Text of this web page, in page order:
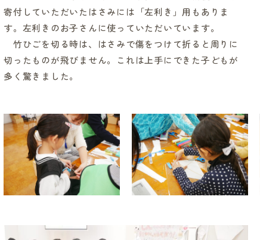
寄付していただいたはさみには「左利き」用もありま
す。左利きのお子さんに使っていただいています。
竹ひごを切る時は、はさみで傷をつけて折ると周りに
切ったものが飛びません。これは上手にできた子どもが
多く驚きました。